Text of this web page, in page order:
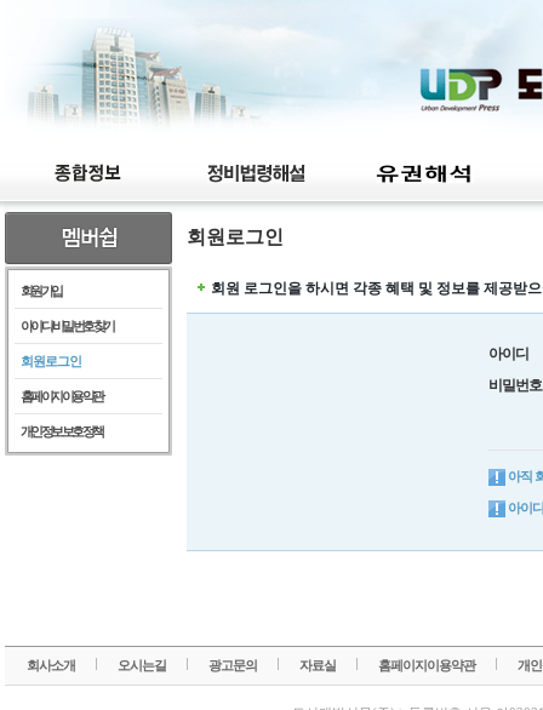
회원가입
아이디/비밀번호찾기
회원로그인
홈페이지이용약관
개인정보보호정책
회원로그인
회원 로그인을 하시면 각종 혜택 및 정보를 제공받
아이디
비밀번호
아직
아이
회사소개 오시는길 광고문의 자료실 홈페이지이용약관 개